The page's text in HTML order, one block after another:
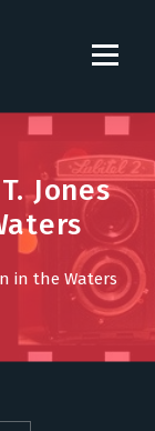
Jones
in the Waters